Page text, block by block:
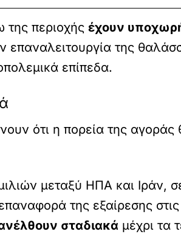
της περιοχής έχουν
επαναλειτουργία της
επίπεδα.
ότι η πορεία της
μεταξύ ΗΠΑ και Ιράν,
της εξαίρεσης
σταδιακά μέχρι τα